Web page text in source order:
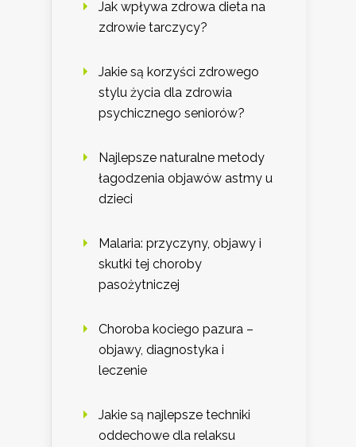
Jak wpływa zdrowa dieta na
zdrowie tarczycy?
Jakie są korzyści zdrowego
stylu życia dla zdrowia
psychicznego seniorów?
Najlepsze naturalne metody
łagodzenia objawów astmy u
dzieci
Malaria: przyczyny, objawy i
skutki tej choroby
pasożytniczej
Choroba kociego pazura –
objawy, diagnostyka i
leczenie
Jakie są najlepsze techniki
oddechowe dla relaksu